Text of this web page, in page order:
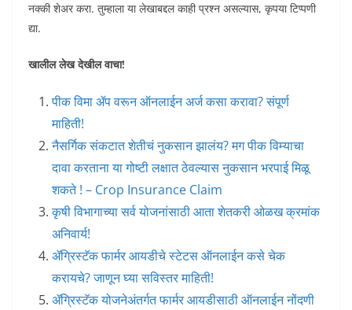
नक्की शेअर करा. तुम्हाला या लेखाबद्दल काही प्रश्न असल्यास, कृपया टिप्पणी
द्या.
खालील लेख देखील वाचा!
पीक विमा ॲप वरून ऑनलाईन अर्ज कसा करावा? संपूर्ण
माहिती!
नैसर्गिक संकटात शेतीचं नुकसान झालंय? मग पीक विम्याचा
दावा करताना या गोष्टी लक्षात ठेवल्यास नुकसान भरपाई मिळू
शकते ! – Crop Insurance Claim
कृषी विभागाच्या सर्व योजनांसाठी आता शेतकरी ओळख क्रमांक
अनिवार्य!
ॲग्रिस्टॅक फार्मर आयडीचे स्टेटस ऑनलाईन कसे चेक
करायचे? जाणून घ्या सविस्तर माहिती!
ॲग्रिस्टॅक योजनेअंतर्गत फार्मर आयडीसाठी ऑनलाईन नोंदणी